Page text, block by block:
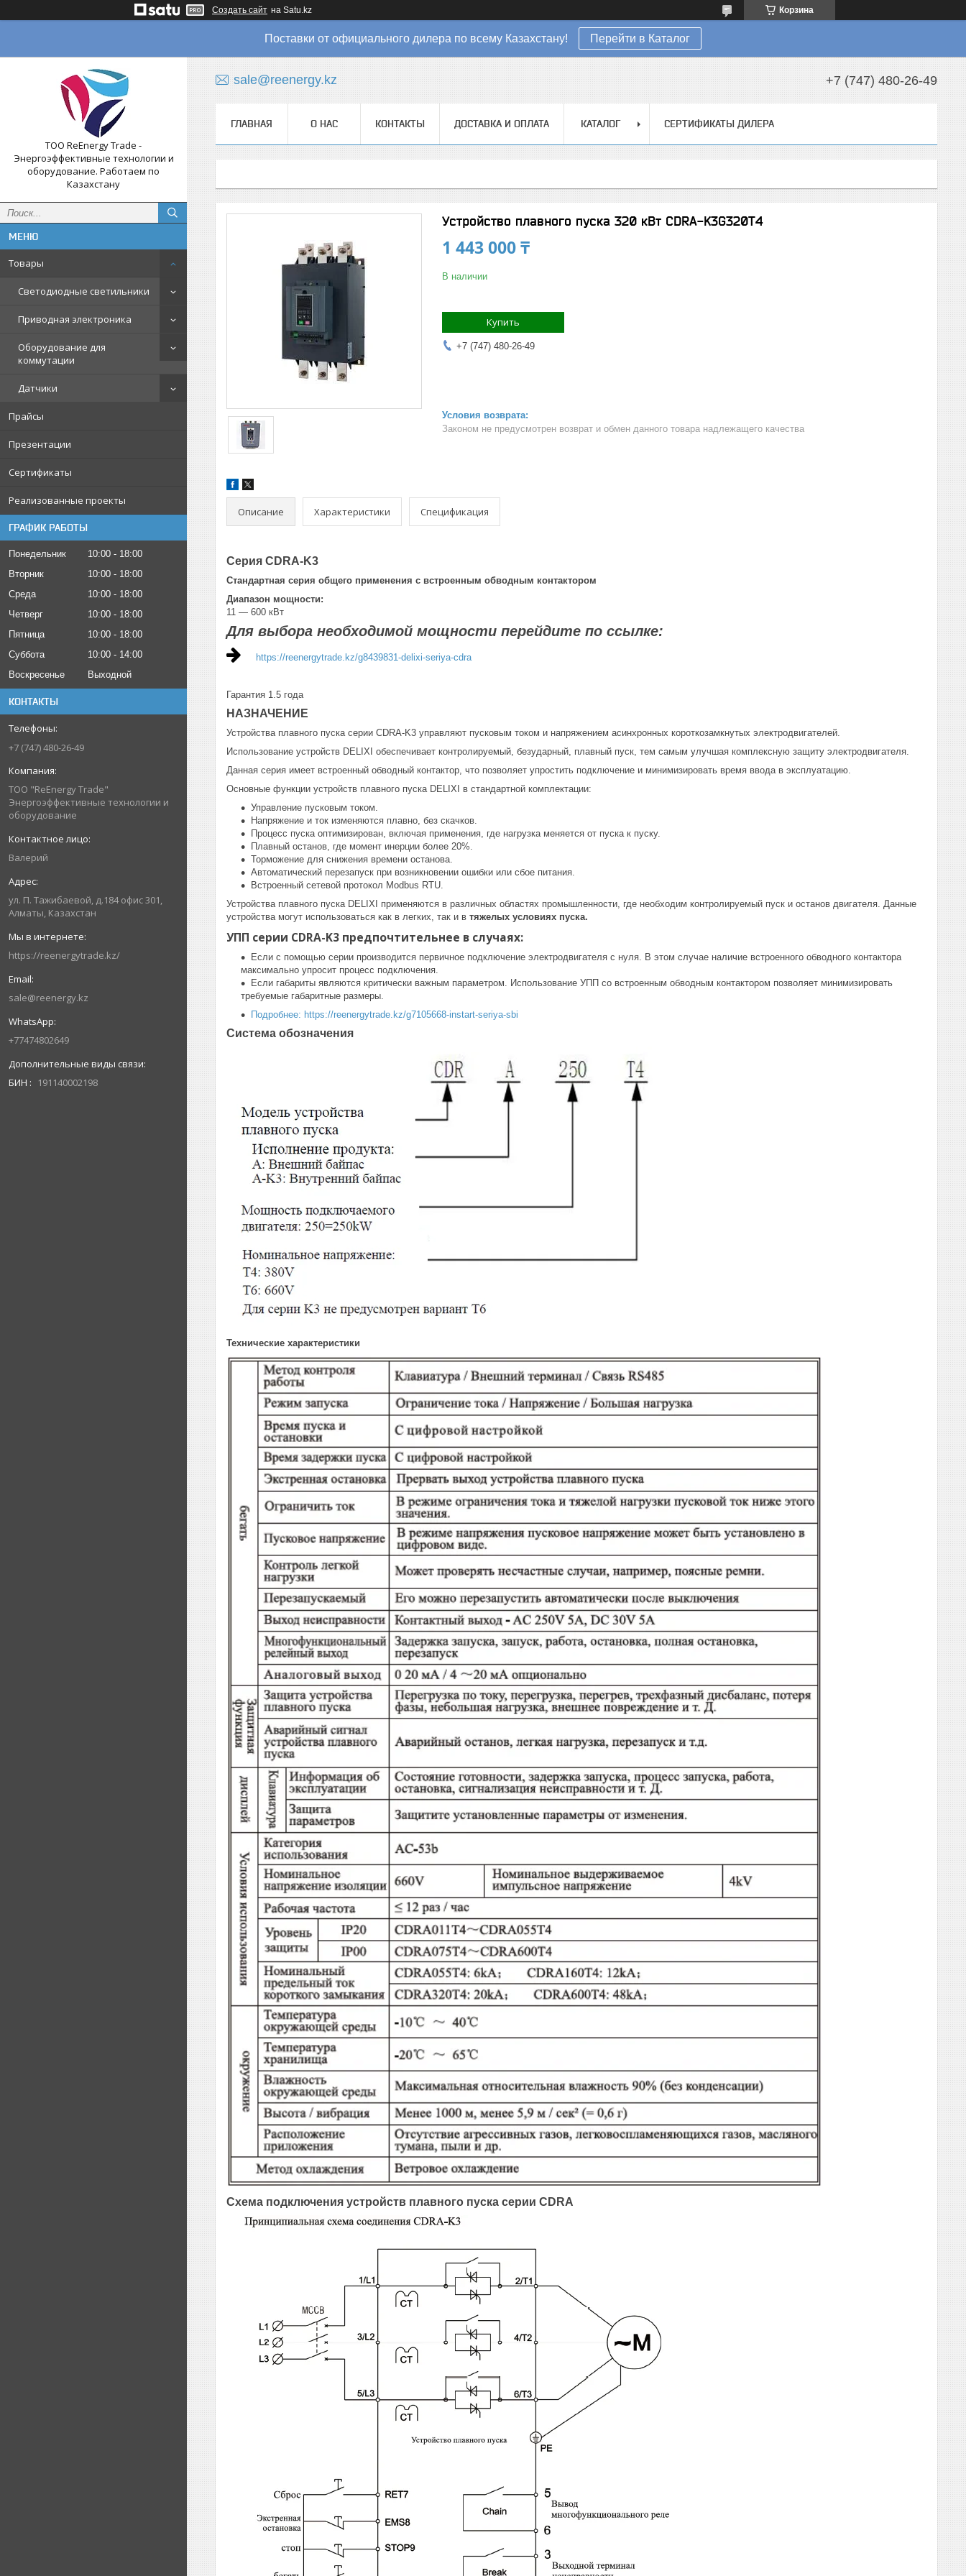
Создать сайт на Satu.kz Корзина
Поставки от официального дилера по всему Казахстану! Перейти в Каталог
ТОО ReEnergy Trade -
Энергоэффективные технологии и
оборудование. Работаем по
Казахстану
Товары
Светодиодные светильники
Приводная электроника
Оборудование для
коммутации
Датчики
Прайсы
Презентации
Сертификаты
Реализованные проекты
ГРАФИК РАБОТЫ
Понедельник 10:00
18:00
Вторник
10:00
18:00
Среда
10:00
18:00
Четверг
10:00
18:00
Пятница
10:00
18:00
Суббота
10:00
14:00
Воскресенье
Выходной
КОНТАКТЫ
+7 (747) 480-26-49
ТОО "ReEnergy Trade"
Энергоэффективные технологии и
оборудование
Валерий
ул. П. Тажибаевой, д.184 офис 301,
Алматы, Казахстан
https://reenergytrade.kz/
sale@reenergy.kz
+77474802649
БИН 191140002198
sale@reenergy.kz +7 (747) 480-26-49
ГЛАВНАЯ О НАС КОНТАКТЫ ДОСТАВКА И ОПЛАТА КАТАЛОГ СЕРТИФИКАТЫ ДИЛЕРА
Устройство плавного пуска 320 кВт CDRA-K3G320T4
1 443 000 ₸
В наличии
Купить
+7 (747) 480-26-49
Законом не предусмотрен возврат и обмен данного товара надлежащего качества
Описание Характеристики Спецификация
Серия CDRA-K3
Стандартная серия общего применения с встроенным обводным контактором
Диапазон мощности:
11 — 600 кВт
Для выбора необходимой мощности перейдите по ссылке:
https://reenergytrade.kz/g8439831-delixi-seriya-cdra
Гарантия 1.5 года
НАЗНАЧЕНИЕ
Устройства плавного пуска серии CDRA-K3 управляют пусковым током и напряжением асинхронных короткозамкнутых электродвигателей.
Использование устройств DELIXI обеспечивает контролируемый, безударный, плавный пуск, тем самым улучшая комплексную защиту электродвигателя.
Данная серия имеет встроенный обводный контактор, что позволяет упростить подключение и минимизировать время ввода в эксплуатацию.
Основные функции устройств плавного пуска DELIXI в стандартной комплектации:
Управление пусковым током.
Напряжение и ток изменяются плавно, без скачков.
Процесс пуска оптимизирован, включая применения, где нагрузка меняется от пуска к пуску.
Плавный останов, где момент инерции более 20%.
Торможение для снижения времени останова.
Автоматический перезапуск при возникновении ошибки или сбое питания.
Встроенный сетевой протокол Modbus RTU.
Устройства плавного пуска DELIXI применяются в различных областях промышленности, где необходим контролируемый пуск и останов двигателя. Данные
устройства могут использоваться как в легких, так и в тяжелых условиях пуска.
УПП серии CDRA-K3 предпочтительнее в случаях:
Если с помощью серии производится первичное подключение электродвигателя с нуля. В этом случае наличие встроенного обводного контактора
максимально упросит процесс подключения.
Если габариты являются критически важным параметром. Использование УПП со встроенным обводным контактором позволяет минимизировать
требуемые габаритные размеры.
Подробнее: https://reenergytrade.kz/g7105668-instart-seriya-sbi
Система обозначения
Технические характеристики
Схема подключения устройств плавного пуска серии CDRA